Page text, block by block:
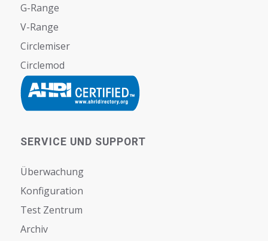
G-Range
V-Range
Circlemiser
Circlemod
SERVICE UND SUPPORT
Überwachung
Konfiguration
Test Zentrum
Archiv